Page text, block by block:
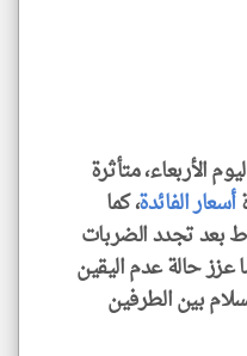
الأربعاء، متأثرة
أسعار الفائدة، كما
بعد تجدد الضربات
عزز حالة عدم اليقين
بين الطرفين
klyoum.com